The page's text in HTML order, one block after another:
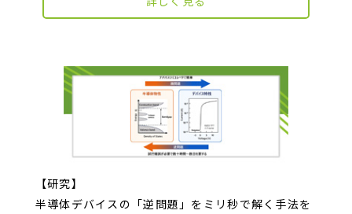
【研究】
半導体デバイスの「逆問題」をミリ秒で解く手法を